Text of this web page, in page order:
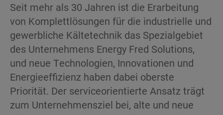
Seit mehr als 30 Jahren ist die Erarbeitung
von Komplettlösungen für die industrielle und
gewerbliche Kältetechnik das Spezialgebiet
des Unternehmens Energy Fred Solutions,
und neue Technologien, Innovationen und
Energieeffizienz haben dabei oberste
Priorität. Der serviceorientierte Ansatz trägt
zum Unternehmensziel bei, alte und neue